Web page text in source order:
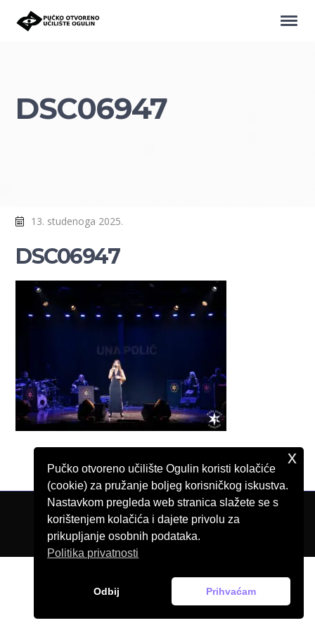
DSC06947
13. studenoga 2025.
DSC06947
© Pučko otvoreno učilište Ogulin, 2026.
Pučko otvoreno učilište Ogulin koristi kolačiće
(cookie) za pružanje boljeg korisničkog iskustva.
Nastavkom pregleda web stranica slažete se s
korištenjem kolačića i dajete privolu za
prikupljanje osobnih podataka.
Politika privatnosti
Odbij Prihvaćam
x